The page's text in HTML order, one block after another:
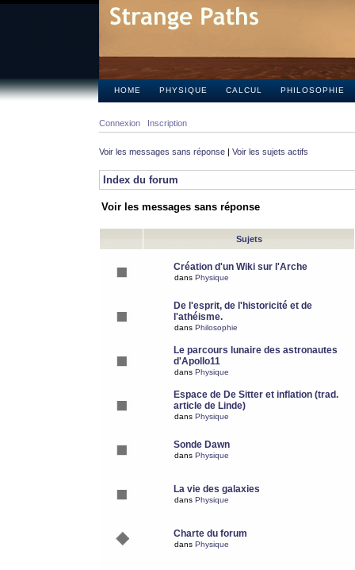
HOME PHYSIQUE CALCUL PHILOSOPHIE
Connexion Inscription
Voir les messages sans réponse | Voir les sujets actifs
Index du forum
Voir les messages sans réponse
Sujets
Création d'un Wiki sur l'Arche
dans Physique
De l'esprit, de l'historicité et de
l'athéisme.
dans Philosophie
Le parcours lunaire des astronautes
d'Apollo11
dans Physique
Espace de De Sitter et inflation (trad.
article de Linde)
dans Physique
Sonde Dawn
dans Physique
La vie des galaxies
dans Physique
Charte du forum
dans Physique